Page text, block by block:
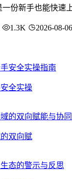
份新手也能快
1.3K 2026-08-06
全实操
双向赋